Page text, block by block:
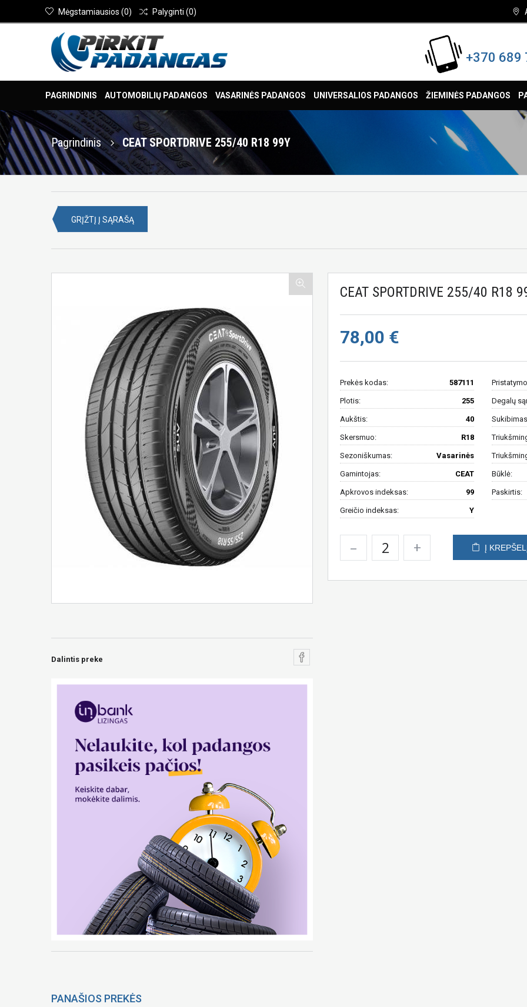
Mėgstamiausios (0) Palyginti (0)
+370 689
PAGRINDINIS AUTOMOBILIŲ PADANGOS VASARINĖS PADANGOS UNIVERSALIOS PADANGOS ŽIEMINĖS PADANGOS
Pagrindinis CEAT SPORTDRIVE 255/40 R18 99Y
GRĮŽTĮ Į SĄRAŠĄ
Dalintis preke
CEAT SPORTDRIVE 255/40 R18
78,00 €
Prekės kodas: 587111
Plotis: 255
Aukštis: 40
Skersmuo: R18
Sezoniškumas: Vasarinės
Gamintojas: CEAT
Apkrovos indeksas: 99
Greičio indeksas: Y
Degalų
Būklė:
Paskirtis:
– + Į
PANAŠIOS PREKĖS